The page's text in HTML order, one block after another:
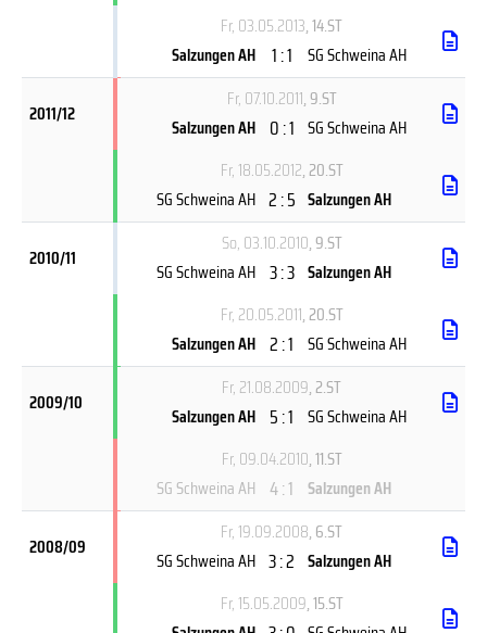
Fr, 03.05.2013, 14.ST
Salzungen AH
1 : 1 SG Schweina AH
2011/12
Fr, 07.10.2011, 9.ST
Salzungen AH 0 : 1 SG Schweina AH
Fr, 18.05.2012, 20.ST
SG Schweina AH 2 : 5 Salzungen AH
2010/11
So, 03.10.2010, 9.ST
SG Schweina AH 3 : 3 Salzungen AH
Fr, 20.05.2011, 20.ST
Salzungen AH 2 : 1 SG Schweina AH
2009/10
Fr, 21.08.2009, 2.ST
Salzungen AH 5 : 1 SG Schweina AH
Fr, 09.04.2010, 11.ST
SG Schweina AH 4 : 1 Salzungen AH
2008/09
Fr, 19.09.2008, 6.ST
SG Schweina AH 3 : 2 Salzungen AH
Fr, 15.05.2009, 15.ST